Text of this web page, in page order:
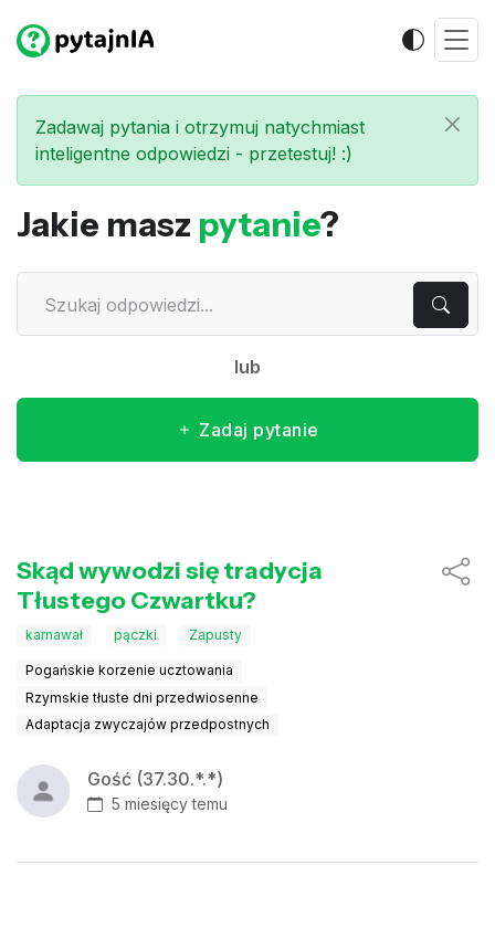
Zadawaj pytania i otrzymuj natychmiast
inteligentne odpowiedzi - przetestuj! :)
Jakie masz pytanie?
lub
Zadaj pytanie
Skąd wywodzi się tradycja
Tłustego Czwartku?
karnawał pączki Zapusty
Pogańskie korzenie ucztowania
Rzymskie tłuste dni przedwiosenne
Adaptacja zwyczajów przedpostnych
Gość (37.30.*.*)
5 miesięcy temu